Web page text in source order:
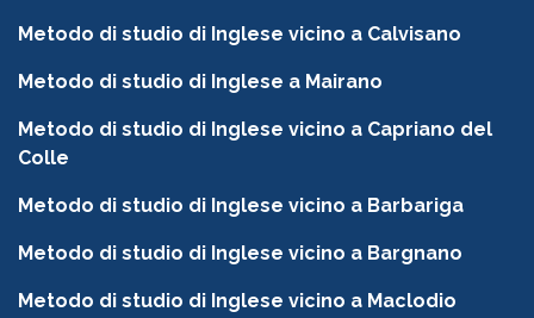
Metodo di studio di Inglese vicino a Calvisano
Metodo di studio di Inglese a Mairano
Metodo di studio di Inglese vicino a Capriano del
Colle
Metodo di studio di Inglese vicino a Barbariga
Metodo di studio di Inglese vicino a Bargnano
Metodo di studio di Inglese vicino a Maclodio